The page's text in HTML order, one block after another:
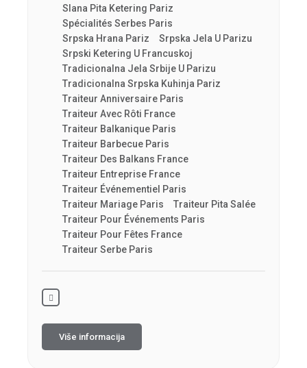
Slana Pita Ketering Pariz
Spécialités Serbes Paris
Srpska Hrana Pariz
Srpska Jela U Parizu
Srpski Ketering U Francuskoj
Tradicionalna Jela Srbije U Parizu
Tradicionalna Srpska Kuhinja Pariz
Traiteur Anniversaire Paris
Traiteur Avec Rôti France
Traiteur Balkanique Paris
Traiteur Barbecue Paris
Traiteur Des Balkans France
Traiteur Entreprise France
Traiteur Événementiel Paris
Traiteur Mariage Paris
Traiteur Pita Salée
Traiteur Pour Événements Paris
Traiteur Pour Fêtes France
Traiteur Serbe Paris
Više informacija